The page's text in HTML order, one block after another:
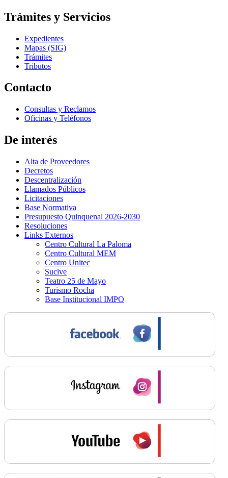
Trámites y Servicios
Expedientes
Mapas (SIG)
Trámites
Tributos
Contacto
Consultas y Reclamos
Oficinas y Teléfonos
De interés
Alta de Proveedores
Decretos
Descentralización
Llamados Públicos
Licitaciones
Base Normativa
Presupuesto Quinquenal 2026-2030
Resoluciones
Links Externos
Centro Cultural La Paloma
Centro Cultural MEM
Centro Unitec
Sucive
Teatro 25 de Mayo
Turismo Rocha
Base Institucional IMPO